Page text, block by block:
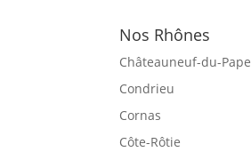
Nos Rhônes
Châteauneuf-du-Pape
Condrieu
Cornas
Côte-Rôtie